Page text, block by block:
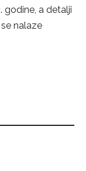
godine, a detalji
nalaze